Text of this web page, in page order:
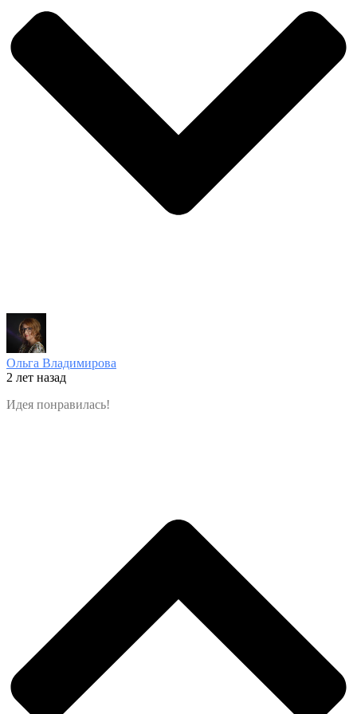
Ольга Владимирова
2 лет назад
Идея понравилась!